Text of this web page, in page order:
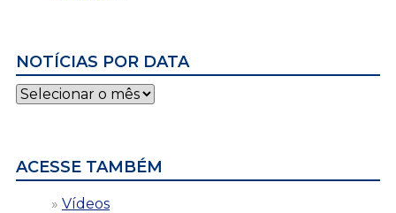
NOTÍCIAS POR DATA
Notícias
por
ACESSE TAMBÉM
Vídeos